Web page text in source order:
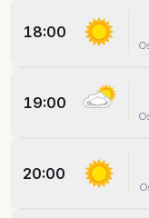
18:00
19:00
20:00